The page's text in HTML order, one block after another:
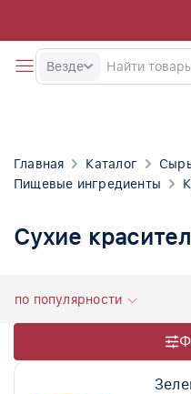
Везде
Главная Каталог
Пищевые ингредиенты
Сухие
по популярности